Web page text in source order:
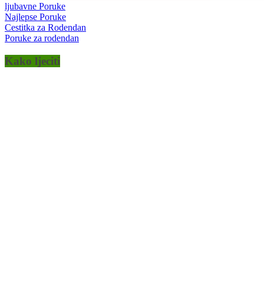
ljubavne Poruke
Najlepse Poruke
Cestitka za Rodendan
Poruke za rodendan
Kako ljeciti